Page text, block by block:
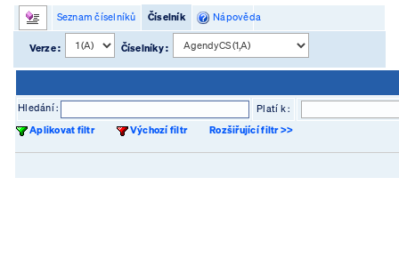
Seznam číselníků Číselník Nápověda
Verze : Číselníky :
Hledání :
Platí k :
Aplikovat filtr
Výchozí filtr Rozšiřující filtr >>